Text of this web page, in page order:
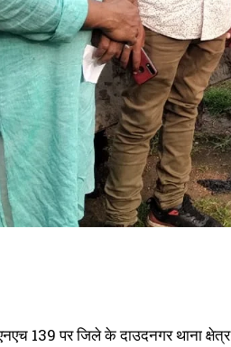
एनएच 139 पर जिले के दाउदनगर थाना